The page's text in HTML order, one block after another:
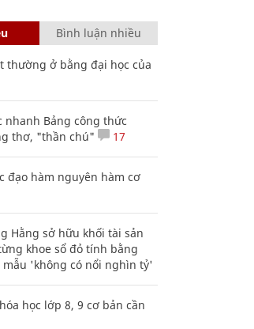
Bình luận nhiều
thường ở bằng đại học của
nhanh Bảng công thức
thơ, "thần chú"
17
đạo hàm nguyên hàm cơ
Hằng sở hữu khối tài sản
khoe sổ đỏ tính bằng
mẫu 'không có nổi nghìn tỷ'
học lớp 8, 9 cơ bản cần